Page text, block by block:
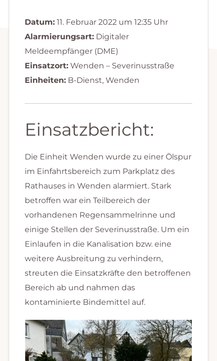
Datum:11. Februar 2022 um 12:35 Uhr
Alarmierungsart:Digitaler
Meldeempfänger (DME)
Einsatzort:Wenden – Severinusstraße
Einheiten:B-Dienst, Wenden
Einsatzbericht:
Die Einheit Wenden wurde zu einer Ölspur
im Einfahrtsbereich zum Parkplatz des
Rathauses in Wenden alarmiert. Stark
betroffen war ein Teilbereich der
vorhandenen Regensammelrinne und
einige Stellen der Severinusstraße. Um ein
Einlaufen in die Kanalisation bzw. eine
weitere Ausbreitung zu verhindern,
streuten die Einsatzkräfte den betroffenen
Bereich ab und nahmen das
kontaminierte Bindemittel auf.